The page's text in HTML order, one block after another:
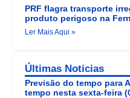
PRF flagra transporte
produto perigoso na
Ler Mais Aqui »
Últimas Noticias
Previsão do tempo para
tempo nesta sexta-feira